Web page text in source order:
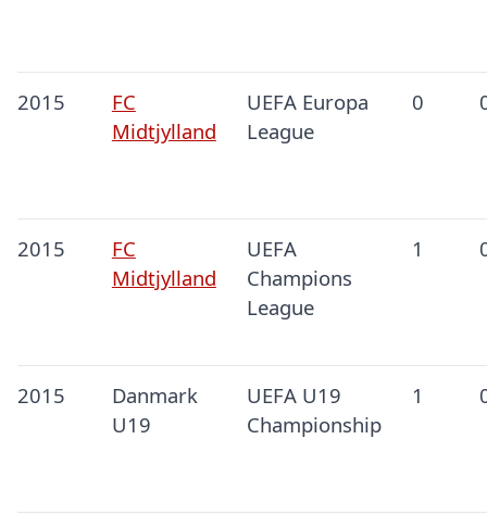
2015
FC
Midtjylland
UEFA Europa
League
0
2015
FC
Midtjylland
UEFA
Champions
League
1
2015
Danmark
U19
UEFA U19
Championship
1